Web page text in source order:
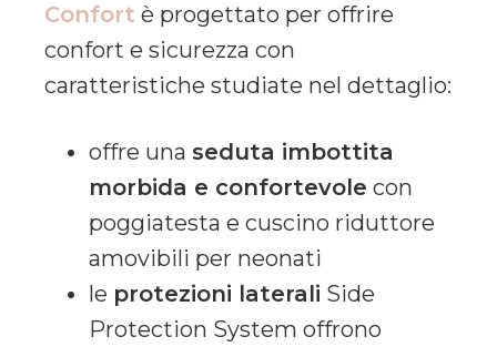
Confort è progettato per offrire
confort e sicurezza con
caratteristiche studiate nel dettaglio:
offre una seduta imbottita
morbida e confortevole con
poggiatesta e cuscino riduttore
amovibili per neonati
le protezioni laterali Side
Protection System offrono